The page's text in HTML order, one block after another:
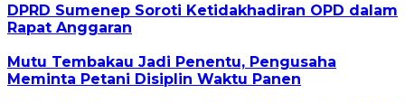
DPRD Sumenep Soroti Ketidakhadiran OPD dalam
Rapat Anggaran
Mutu Tembakau Jadi Penentu, Pengusaha
Meminta Petani Disiplin Waktu Panen